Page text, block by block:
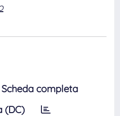
Scheda completa
(DC)